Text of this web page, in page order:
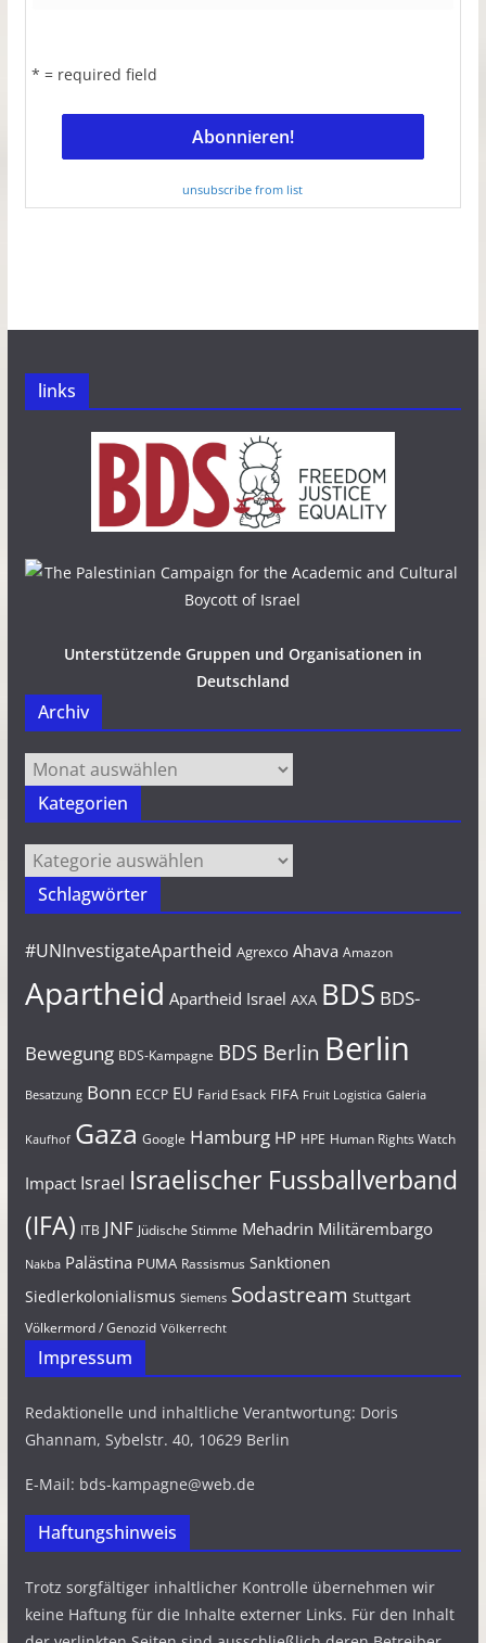
* = required field
unsubscribe from list
links
Unterstützende Gruppen und Organisationen in
Deutschland
Archiv
Archiv
Kategorien
Kategorien
Schlagwörter
#UNInvestigateApartheid Agrexco Ahava Amazon
Apartheid Apartheid Israel AXA BDS BDS-
Bewegung BDS-Kampagne BDS Berlin Berlin
Besatzung Bonn ECCP EU Farid Esack FIFA Fruit Logistica Galeria
Kaufhof Gaza Google Hamburg HP HPE Human Rights Watch
Impact Israel Israelischer Fussballverband
(IFA) ITB JNF Jüdische Stimme Mehadrin Militärembargo
Nakba Palästina PUMA Rassismus Sanktionen
Siedlerkolonialismus Siemens Sodastream Stuttgart
Völkermord / Genozid Völkerrecht
Impressum
Redaktionelle und inhaltliche Verantwortung: Doris
Ghannam, Sybelstr. 40, 10629 Berlin
E-Mail: bds-kampagne@web.de
Haftungshinweis
Trotz sorgfältiger inhaltlicher Kontrolle übernehmen wir
keine Haftung für die Inhalte externer Links. Für den Inhalt